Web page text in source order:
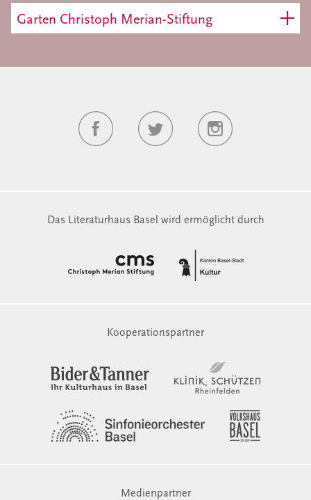
Garten Christoph Merian-Stiftung
Das Literaturhaus Basel wird ermöglicht durch
Kooperationspartner
Medienpartner